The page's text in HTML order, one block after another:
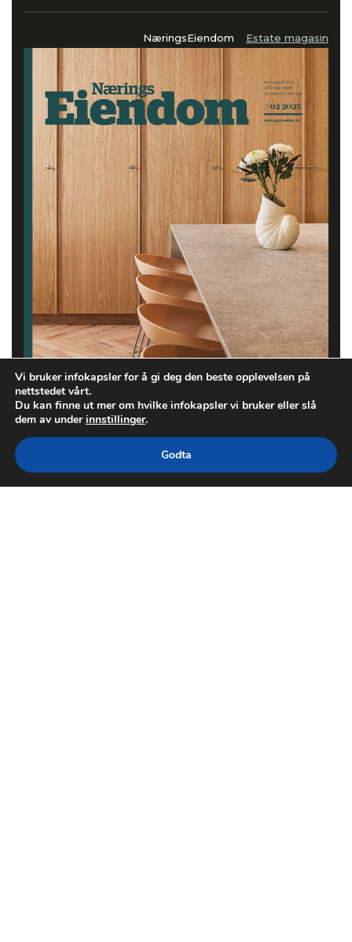
NæringsEiendom Estate magasin
Vi bruker infokapsler for å gi deg den beste opplevelsen på
nettstedet vårt.
Du kan finne ut mer om hvilke infokapsler vi bruker eller slå
dem av underinnstillinger.
Godta